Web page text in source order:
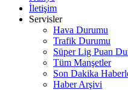
İletişim
Servisler
Hava Durumu
Trafik Durumu
Süper Lig Puan
Tüm Manşetler
Son Dakika
Haber Arşivi